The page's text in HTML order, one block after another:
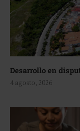
Desarrollo en
4 agosto, 2026